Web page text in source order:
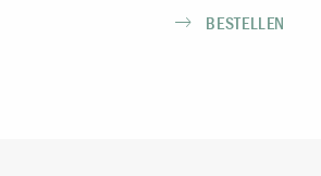
BESTELLEN